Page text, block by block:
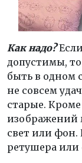
Как надо?
допустимы,
быть в одном
не совсем
старые.
изображений
свет или фон.
ретушера или